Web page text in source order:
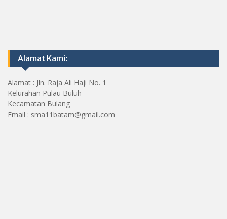
Alamat Kami:
Alamat : Jln. Raja Ali Haji No. 1
Kelurahan Pulau Buluh
Kecamatan Bulang
Email : sma11batam@gmail.com